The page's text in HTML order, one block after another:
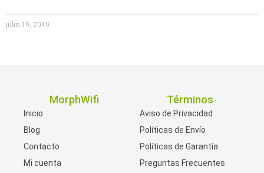
julio 19, 2019
MorphWifi
Inicio
Blog
Contacto
Mi cuenta
Términos
Aviso de Privacidad
Políticas de Envío
Políticas de Garantía
Preguntas Frecuentes